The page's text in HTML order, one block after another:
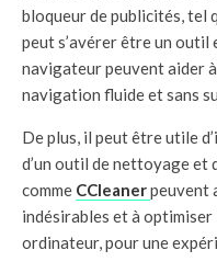
bloqueur de publicités, tel
peut s’avérer être un outil
navigateur peuvent aider
navigation fluide et sans
De plus, il peut être utile
d’un outil de nettoyage et
comme CCleanerpeuvent
indésirables et à
ordinateur, pour une